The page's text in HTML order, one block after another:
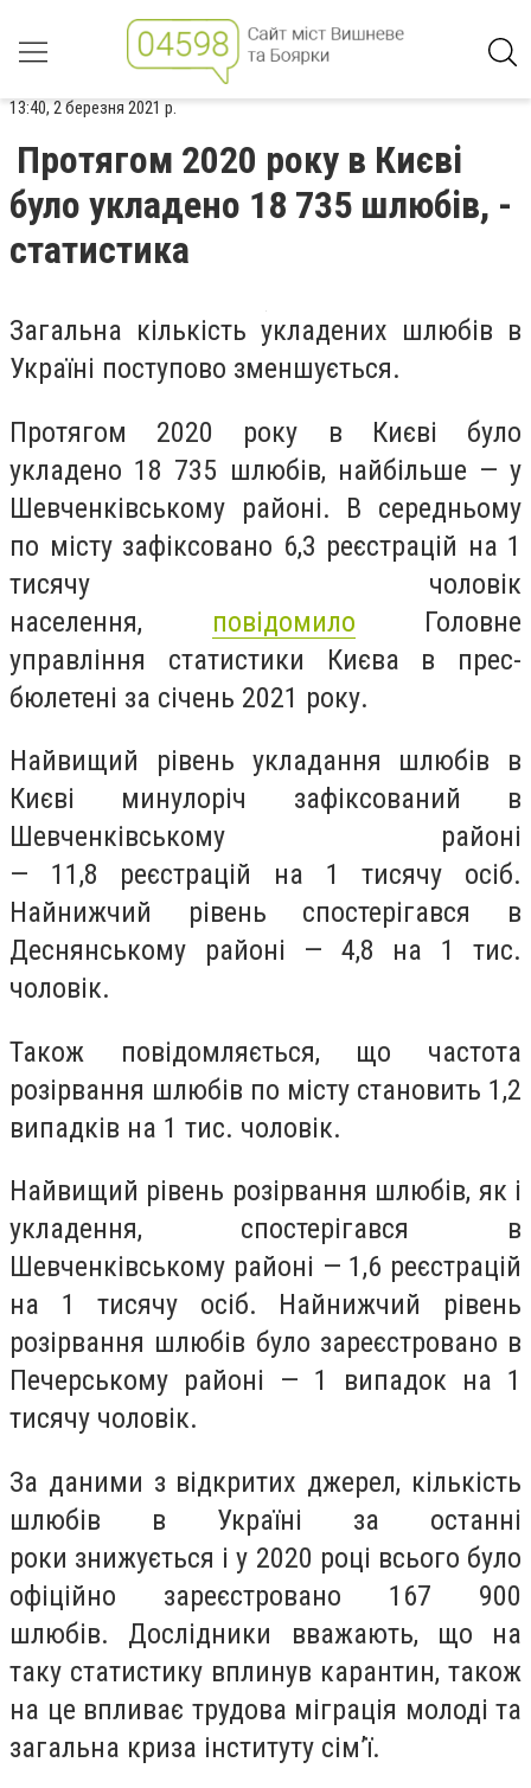
13:40, 2 березня 2021 р.
Протягом 2020 року в Києві
було укладено 18 735 шлюбів, -
статистика
Загальна кількість укладених шлюбів в
Україні поступово зменшується.
Протягом 2020 року в Києві було
укладено 18 735 шлюбів, найбільше — у
Шевченківському районі. В середньому
по місту зафіксовано 6,3 реєстрацій на 1
тисячу чоловік
населення, повідомило Головне
управління статистики Києва в прес-
бюлетені за січень 2021 року.
Найвищий рівень укладання шлюбів в
Києві минулоріч зафіксований в
Шевченківському районі
— 11,8 реєстрацій на 1 тисячу осіб.
Найнижчий рівень спостерігався в
Деснянському районі — 4,8 на 1 тис.
чоловік.
Також повідомляється, що частота
розірвання шлюбів по місту становить 1,2
випадків на 1 тис. чоловік.
Найвищий рівень розірвання шлюбів, як і
укладення, спостерігався в
Шевченківському районі — 1,6 реєстрацій
на 1 тисячу осіб. Найнижчий рівень
розірвання шлюбів було зареєстровано в
Печерському районі — 1 випадок на 1
тисячу чоловік.
За даними з відкритих джерел, кількість
шлюбів в Україні за останні
роки знижується і у 2020 році всього було
офіційно зареєстровано 167 900
шлюбів. Дослідники вважають, що на
таку статистику вплинув карантин, також
на це впливає трудова міграція молоді та
загальна криза інституту сім’ї.